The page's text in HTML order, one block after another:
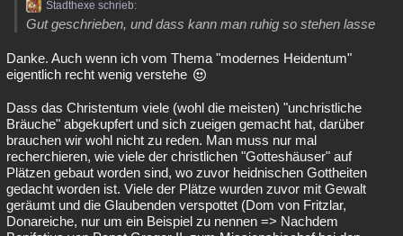
Stadthexe schrieb:
Gut geschrieben, und dass kann man ruhig so stehen lasse
Danke. Auch wenn ich vom Thema "modernes Heidentum"
eigentlich recht wenig verstehe
Dass das Christentum viele (wohl die meisten) "unchristliche
Bräuche" abgekupfert und sich zueigen gemacht hat, darüber
brauchen wir wohl nicht zu reden. Man muss nur mal
recherchieren, wie viele der christlichen "Gotteshäuser" auf
Plätzen gebaut worden sind, wo zuvor heidnischen Gottheiten
gedacht worden ist. Viele der Plätze wurden zuvor mit Gewalt
geräumt und die Glaubenden verspottet (Dom von Fritzlar,
Donareiche, nur um ein Beispiel zu nennen => Nachdem